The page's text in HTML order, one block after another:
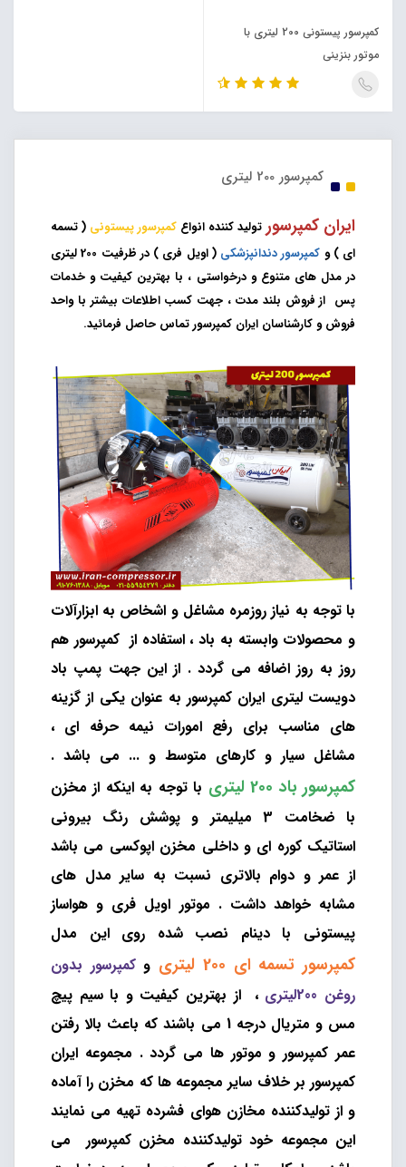
کمپرسور پیستونی 200 لیتری با
موتور بنزینی
کمپرسور 200 لیتری
ایران کمپرسور تولید کننده انواع کمپرسور پیستونی ( تسمه
ای ) و کمپرسور دندانپزشکی
( اویل فری ) در ظرفیت 200 لیتری
در مدل های متنوع و درخواستی ، با بهترین کیفیت و خدمات
پس از فروش بلند مدت ، جهت کسب اطلاعات بیشتر با واحد
فروش و کارشناسان ایران کمپرسور تماس حاصل فرمائید.
با توجه به نیاز روزمره مشاغل و اشخاص به ابزارآلات
و محصولات وابسته به باد ، استفاده از کمپرسور هم
روز به روز اضافه می گردد . از این جهت پمپ باد
دویست لیتری ایران کمپرسور به عنوان یکی از گزینه
های مناسب برای رفع امورات نیمه حرفه ای ،
مشاغل سیار و کارهای متوسط و ... می باشد .
کمپرسور باد 200 لیتری
با توجه به اینکه از مخزن
با ضخامت 3 میلیمتر و پوشش رنگ بیرونی
استاتیک کوره ای و داخلی مخزن اپوکسی می باشد
از عمر و دوام بالاتری نسبت به سایر مدل های
مشابه خواهد داشت . موتور اویل فری و هواساز
پیستونی با دینام نصب شده روی این مدل
کمپرسور تسمه ای 200 لیتری وکمپرسور بدون
روغن 200لیتری
، از بهترین کیفیت و با سیم پیچ
مس و متریال درجه 1 می باشند که باعث بالا رفتن
عمر کمپرسور و موتور ها می گردد . مجموعه ایران
کمپرسور بر خلاف سایر مجموعه ها که مخزن را آماده
و از تولیدکننده مخازن هوای فشرده تهیه می نمایند
این مجموعه خود تولیدکننده مخزن کمپرسور می